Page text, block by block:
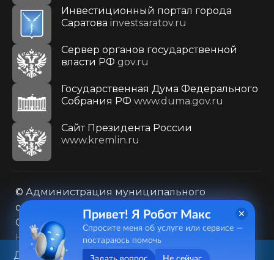
Инвестиционный портал города
Саратова investsaratov.ru
Сервер органов государственной
власти РФ gov.ru
Государственная Дума Федерального
Собрания РФ www.duma.gov.ru
Cайт Президента России
www.kremlin.ru
© Администрация муниципального
образования городского округа «Город
Саратов»
Контакты
Карта сайта
Политика в отношении обработки
Данный веб-сайт использует
Привет! Я Робот Макс
Спросите меня об услуге или сервисе —
постараюсь помочь